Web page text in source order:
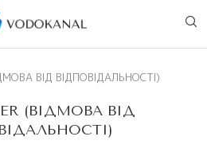
ВІД ВІДПОВІДАЛЬНОСТІ)
(ВІДМОВА ВІД